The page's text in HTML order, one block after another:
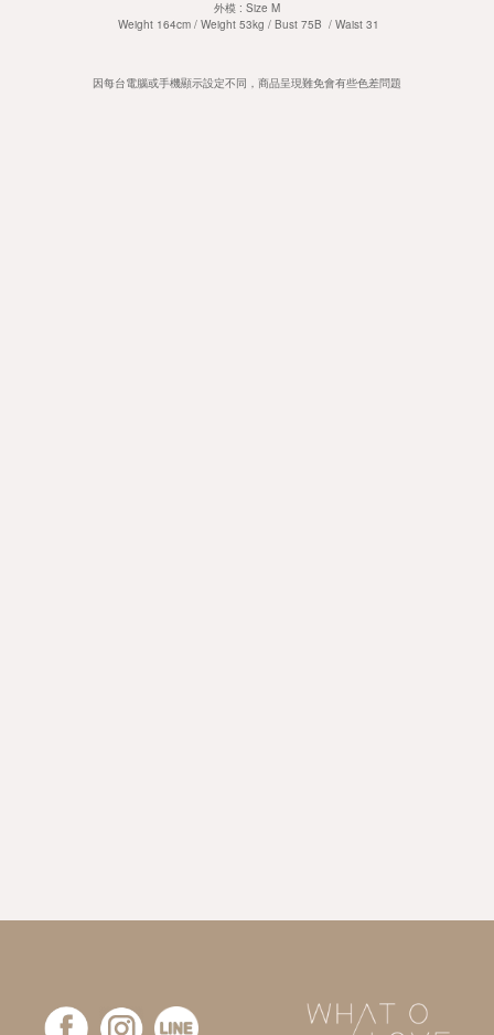
外模 : Size M
Weight 164cm / Weight 53kg / Bust 75B / Waist 31
因每台電腦或手機顯示設定不同，商品呈現難免會有些色差問題